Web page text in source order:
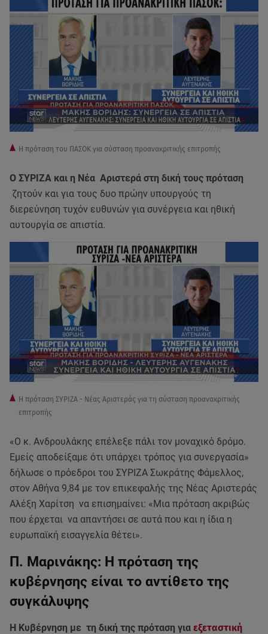
Η πρόταση του ΠΑΣΟΚ για σύσταση προανακριτικής επιτροπής
Ο ΣΥΡΙΖΑ και η Νέα Αριστερά στη δική τους πρόταση
ζητούν και για τους δυο πρώην υπουργούς τη
διερεύνηση τυχόν ευθυνών για συνέργεια και ηθική
αυτουργία σε απιστία.
Η πρόταση ΣΥΡΙΖΑ - Νέας Αριστεράς για τη σύσταση προανακριτικής
επιτροπής
«Ο κ. Ανδρουλάκης επέλεξε πάλι τον μοναχικό δρόμο.
Εμείς αποδείξαμε ότι υπάρχει τρόπος για συνεργασία»
δήλωσε ο πρόεδροι του ΣΥΡΙΖΑ Σωκράτης Φάμελλος,
στον Αθήνα 9,84 με τον επικεφαλής της Νέας Αριστεράς
Αλέξη Χαρίτση να επισημαίνει: «Μια πρόταση ακριβώς
που έρχεται να απαντήσει σε αυτά που και η ίδια η
ευρωπαϊκή εισαγγελία θέτει».
Π. Μαρινάκης: Η πρόταση της
κυβέρνησης είναι το αντίθετο της
συγκάλυψης
Η Κυβέρνηση με τη δική της πρόταση για εξεταστική